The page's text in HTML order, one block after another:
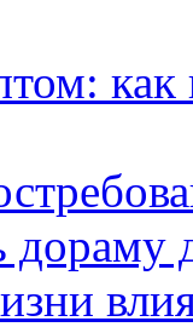
дораму